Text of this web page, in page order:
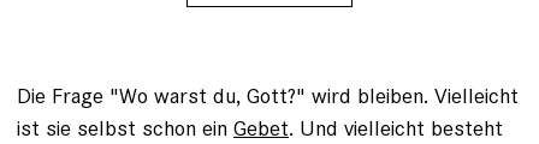
Die Frage "Wo warst du, Gott?" wird bleiben. Vielleicht
ist sie selbst schon ein Gebet. Und vielleicht besteht